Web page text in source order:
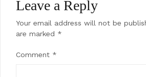
Leave a Reply
Your email address will not be
are marked *
Comment *